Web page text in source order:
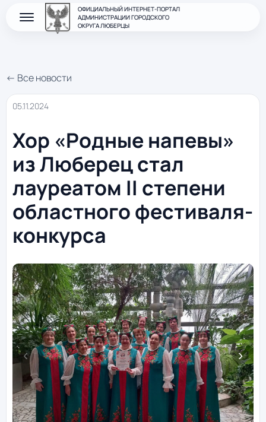
ОФИЦИАЛЬНЫЙ ИНТЕРНЕТ-ПОРТАЛ
АДМИНИСТРАЦИИ ГОРОДСКОГО
ОКРУГА ЛЮБЕРЦЫ
← Все новости
05.11.2024
Хор «Родные напевы»
из Люберец стал
лауреатом II степени
областного фестиваля-
конкурса